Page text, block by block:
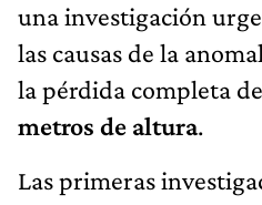
una investigación
las causas de la
la pérdida completa
metros de altura.
Las primeras